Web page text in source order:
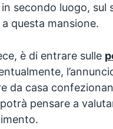
secondo luogo, sul
questa mansione.
è di entrare sulle
da casa
pensare a